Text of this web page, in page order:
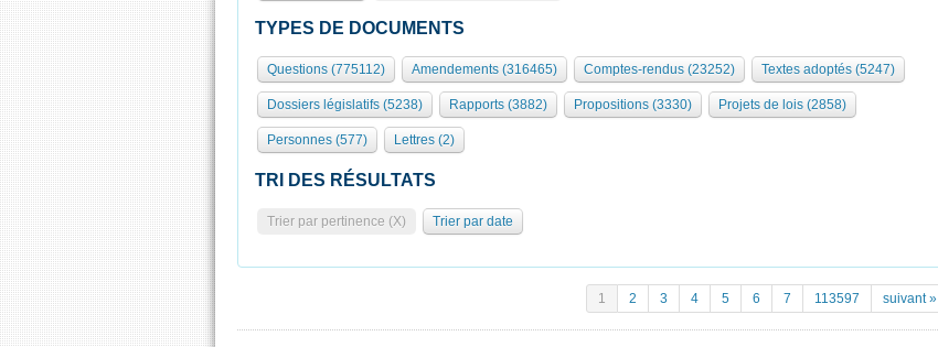
TYPES DE DOCUMENTS
Questions (775112) Amendements (316465) Comptes-rendus (23252) Textes adoptés (5247)
Dossiers législatifs (5238) Rapports (3882) Propositions (3330) Projets de lois (2858)
Personnes (577) Lettres (2)
TRI DES RÉSULTATS
Trier par pertinence (X) Trier par date
1 2 3 4 5 6 7 113597 suivant »